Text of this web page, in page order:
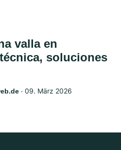
valla en
soluciones
‧ 09. März 2026